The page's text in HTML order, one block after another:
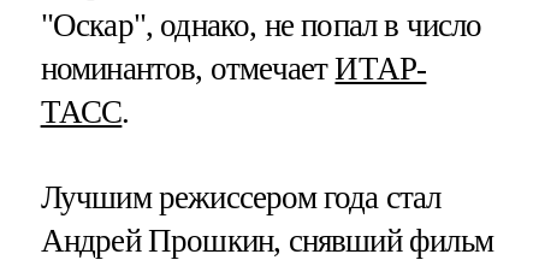
"Оскар", однако, не попал в число
номинантов, отмечаетИТАР-
ТАСС.
Лучшим режиссером года стал
Андрей Прошкин, снявший фильм